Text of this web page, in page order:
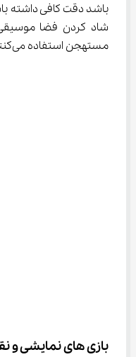
باشد دقت کافی داشته
مستهجن استفاده می‌کنند، در حضور کودک پخش نکنید.
بازی های نمایشی و